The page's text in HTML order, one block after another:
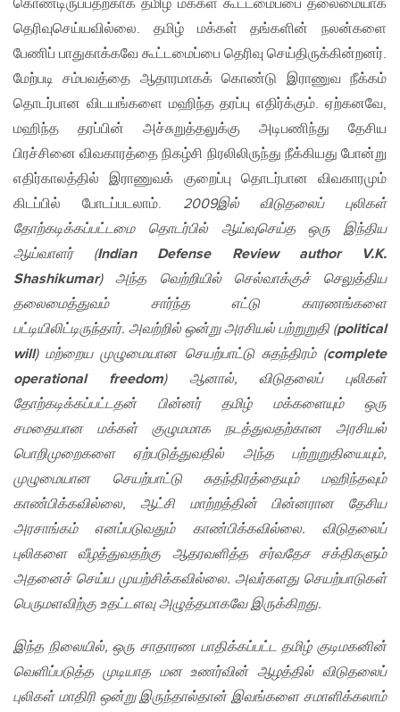
கொண்டிருப்பதற்காக தமிழ் மக்கள் கூட்டமைப்பை தலைமையாக
தெரிவுசெய்யவில்லை. தமிழ் மக்கள் தங்களின் நலன்களை
பேணிப் பாதுகாக்கவே கூட்டமைப்பை தெரிவு செய்திருக்கின்றனர்.
மேற்படி சம்பவத்தை ஆதாரமாகக் கொண்டு இராணுவ நீக்கம்
தொடர்பான விடயங்களை மஹிந்த தரப்பு எதிர்க்கும். ஏற்கனவே,
மஹிந்த தரப்பின் அச்சுறுத்தலுக்கு அடிபணிந்து தேசிய
பிரச்சினை விவகாரத்தை நிகழ்சி நிரலிலிருந்து நீக்கியது போன்று
எதிர்காலத்தில் இராணுவக் குறைப்பு தொடர்பான விவகாரமும்
கிடப்பில் போடப்படலாம். 2009இல் விடுதலைப் புலிகள்
தோற்கடிக்கப்பட்டமை தொடர்பில் ஆய்வுசெய்த ஒரு இந்திய
ஆய்வாளர் (IndianDefense Reviewauthor V.K.
Shashikumar) அந்த வெற்றியில் செல்வாக்குச் செலுத்திய
தலைமைத்துவம் சார்ந்த எட்டு காரணங்களை
பட்டியிலிட்டிருந்தார். அவற்றில் ஒன்று அரசியல் பற்றுறுதி (political
will) மற்றைய முழுமையான செயற்பாட்டு சுதந்திரம் (complete
operational freedom) ஆனால், விடுதலைப் புலிகள்
தோற்கடிக்கப்பட்டதன் பின்னர் தமிழ் மக்களையும் ஒரு
சமதையான மக்கள் குழுமமாக நடத்துவதற்கான அரசியல்
பொறிமுறைகளை ஏற்படுத்துவதில் அந்த பற்றுறுதியையும்,
முழுமையான செயற்பாட்டு சுதந்திரத்தையும் மஹிந்தவும்
காண்பிக்கவில்லை, ஆட்சி மாற்றத்தின் பின்னரான தேசிய
அரசாங்கம் எனப்படுவதும் காண்பிக்கவில்லை. விடுதலைப்
புலிகளை வீழத்துவதற்கு ஆதரவளித்த சர்வதேச சக்திகளும்
அதனைச் செய்ய முயற்சிக்கவில்லை. அவர்களது செயற்பாடுகள்
பெருமளவிற்கு உதட்டளவு அழுத்தமாகவே இருக்கிறது.
இந்த நிலையில், ஒரு சாதாரண பாதிக்கப்பட்ட தமிழ் குடிமகனின்
வெளிப்படுத்த முடியாத மன உணர்வின் ஆழத்தில் விடுதலைப்
புலிகள் மாதிரி ஒன்று இருந்தால்தான் இவங்களை சமாளிக்கலாம்